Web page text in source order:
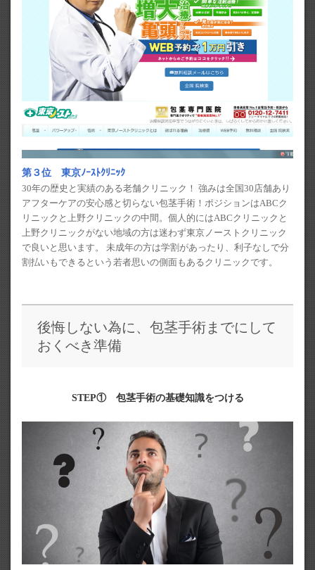
第３位 東京ﾉｰｽﾄｸﾘﾆｯｸ
30年の歴史と実績のある老舗クリニック！ 強みは全国30店舗あり
アフターケアの安心感と切らない包茎手術！ポジションはABCク
リニックと上野クリニックの中間。個人的にはABCクリニックと
上野クリニックがない地域の方は迷わず東京ノーストクリニック
で良いと思います。 未成年の方は学割があったり、利子なしで分
割払いもできるという若者思いの側面もあるクリニックです。
後悔しない為に、包茎手術までにして
おくべき準備
STEP① 包茎手術の基礎知識をつける